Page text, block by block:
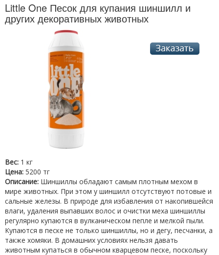
Little One Песок для купания шиншилл и
других декоративных животных
Вес: 1 кг
Цена: 5200 тг
Описание: Шиншиллы обладают самым плотным мехом в
мире животных. При этом у шиншилл отсутствуют потовые и
сальные железы. В природе для избавления от накопившейся
влаги, удаления выпавших волос и очистки меха шиншиллы
регулярно купаются в вулканическом пепле и мелкой пыли.
Купаются в песке не только шиншиллы, но и дегу, песчанки, а
также хомяки. В домашних условиях нельзя давать
животным купаться в обычном кварцевом песке, поскольку